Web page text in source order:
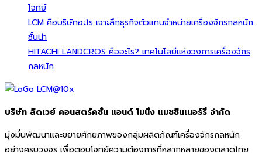
โจทย์
LCM คือบริษัทอะไร เจาะลึกธุรกิจตัวแทนจำหน่ายเครื่องจักรกลหนัก
ชั้นนำ
HITACHI LANDCROS คืออะไร? เทคโนโลยีแห่งวงการเครื่องจักร
กลหนัก
บริษัท ลีดเวย์ คอนสตรัคชั่น แอนด์ ไมนิ่ง แมชชีนเนอร์รี่ จำกัด
มุ่งมั่นพัฒนาและขยายศักยภาพของกลุ่มผลิตภัณฑ์เครื่องจักรกลหนัก
อย่างครบวงจร เพื่อตอบโจทย์ความต้องการที่หลากหลายของตลาดไทย